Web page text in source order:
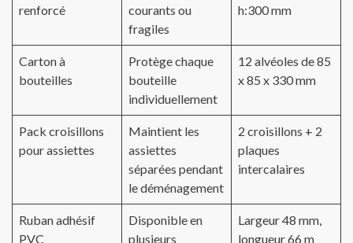
renforcé
courants ou
fragiles
h:300 mm
Carton à
bouteilles
Protège chaque
bouteille
individuellement
12 alvéoles de 85
x 85 x 330 mm
Pack croisillons
pour assiettes
Maintient les
assiettes
séparées pendant
le déménagement
2 croisillons + 2
plaques
intercalaires
Ruban adhésif
PVC
Disponible en
plusieurs
Largeur 48 mm,
longueur 66 m